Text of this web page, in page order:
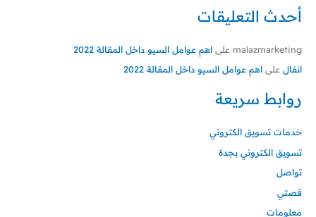
أحدث التعليقات
malazmarketing على اهم عوامل السيو داخل المقالة 2022
انفال على اهم عوامل السيو داخل المقالة 2022
روابط سريعة
خدمات تسويق الكتروني
تسويق الكتروني بجدة
تواصل
قصتي
معلومات